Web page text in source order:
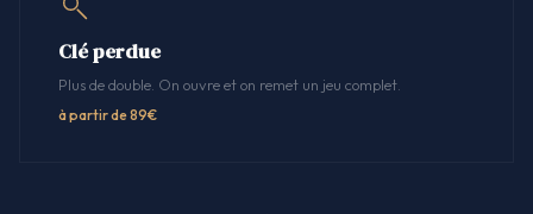
Clé perdue
Plus de double. On ouvre et on remet un jeu complet.
à partir de 89€